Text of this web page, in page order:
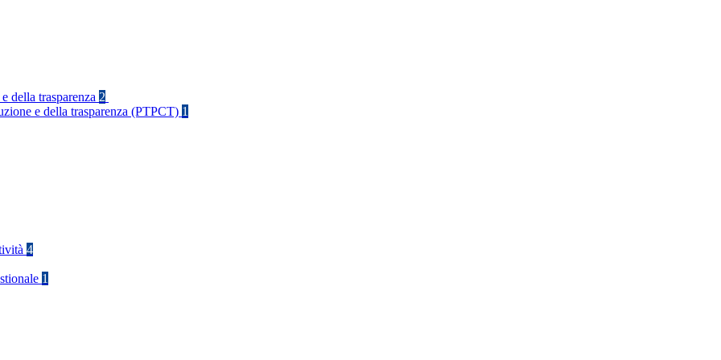
della trasparenza 2
e della trasparenza (PTPCT) 1
4
1